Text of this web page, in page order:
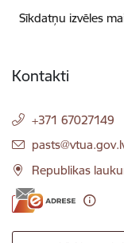
Sīkdatņu izvēles
Kontakti
+371 67027149
E-pasts:
Republikas